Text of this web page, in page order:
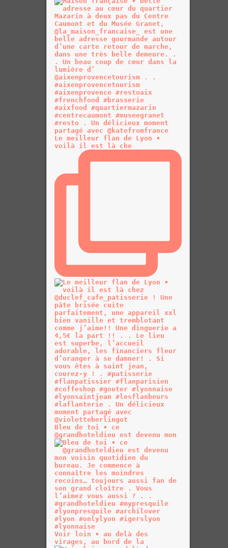
Le meilleur flan de Lyon •
voilà il est là che
Bleu de toi • ce
@grandhoteldieu est devenu mon
Voir loin • au delà des
virages, au bord de la